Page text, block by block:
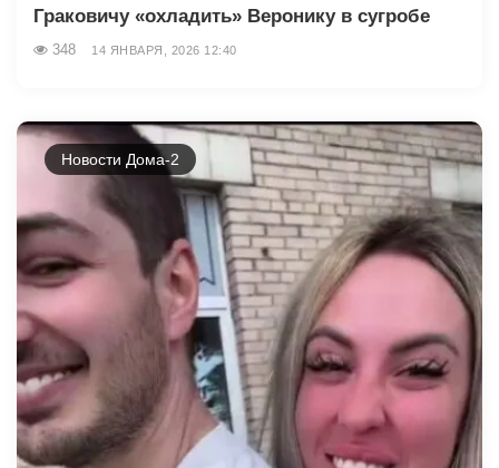
Граковичу «охладить» Веронику в сугробе
348 14 ЯНВАРЯ, 2026 12:40
Новости Дома-2